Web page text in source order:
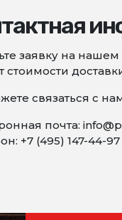
заявку на
стоимости
связаться с
почта:
+7 (495) 147-44-97